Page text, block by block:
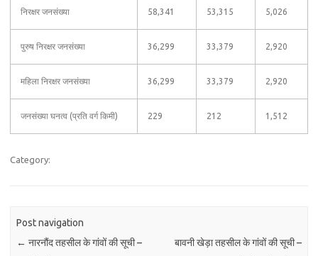
निरक्षर जनसंख्या 58,341 53,315 5,026
पुरुष निरक्षर जनसंख्या 36,299 33,379 2,920
महिला निरक्षर जनसंख्या 36,299 33,379 2,920
जनसंख्या घनत्व (प्रति वर्ग किमी) 229 212 1,512
Category:
Post navigation
← नारनौंद तहसील के गांवों की सूची –
बावनी खेड़ा तहसील के गांवों की सूची –